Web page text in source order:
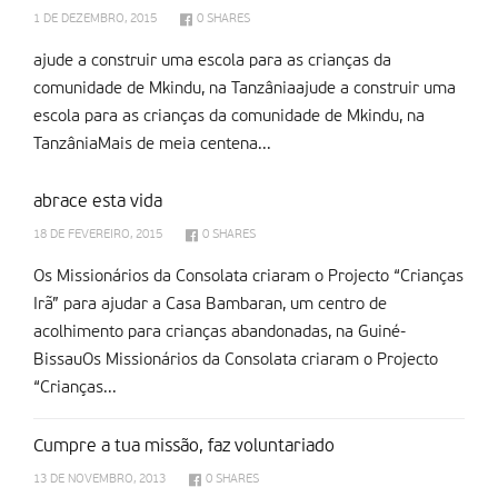
1 DE DEZEMBRO, 2015 0 SHARES
ajude a construir uma escola para as crianças da
comunidade de Mkindu, na Tanzâniaajude a construir uma
escola para as crianças da comunidade de Mkindu, na
TanzâniaMais de meia centena...
abrace esta vida
18 DE FEVEREIRO, 2015 0 SHARES
Os Missionários da Consolata criaram o Projecto “Crianças
Irã” para ajudar a Casa Bambaran, um centro de
acolhimento para crianças abandonadas, na Guiné-
BissauOs Missionários da Consolata criaram o Projecto
“Crianças...
Cumpre a tua missão, faz voluntariado
13 DE NOVEMBRO, 2013 0 SHARES